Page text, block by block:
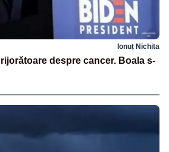
Ionuț Nichita
despre cancer. Boala s-